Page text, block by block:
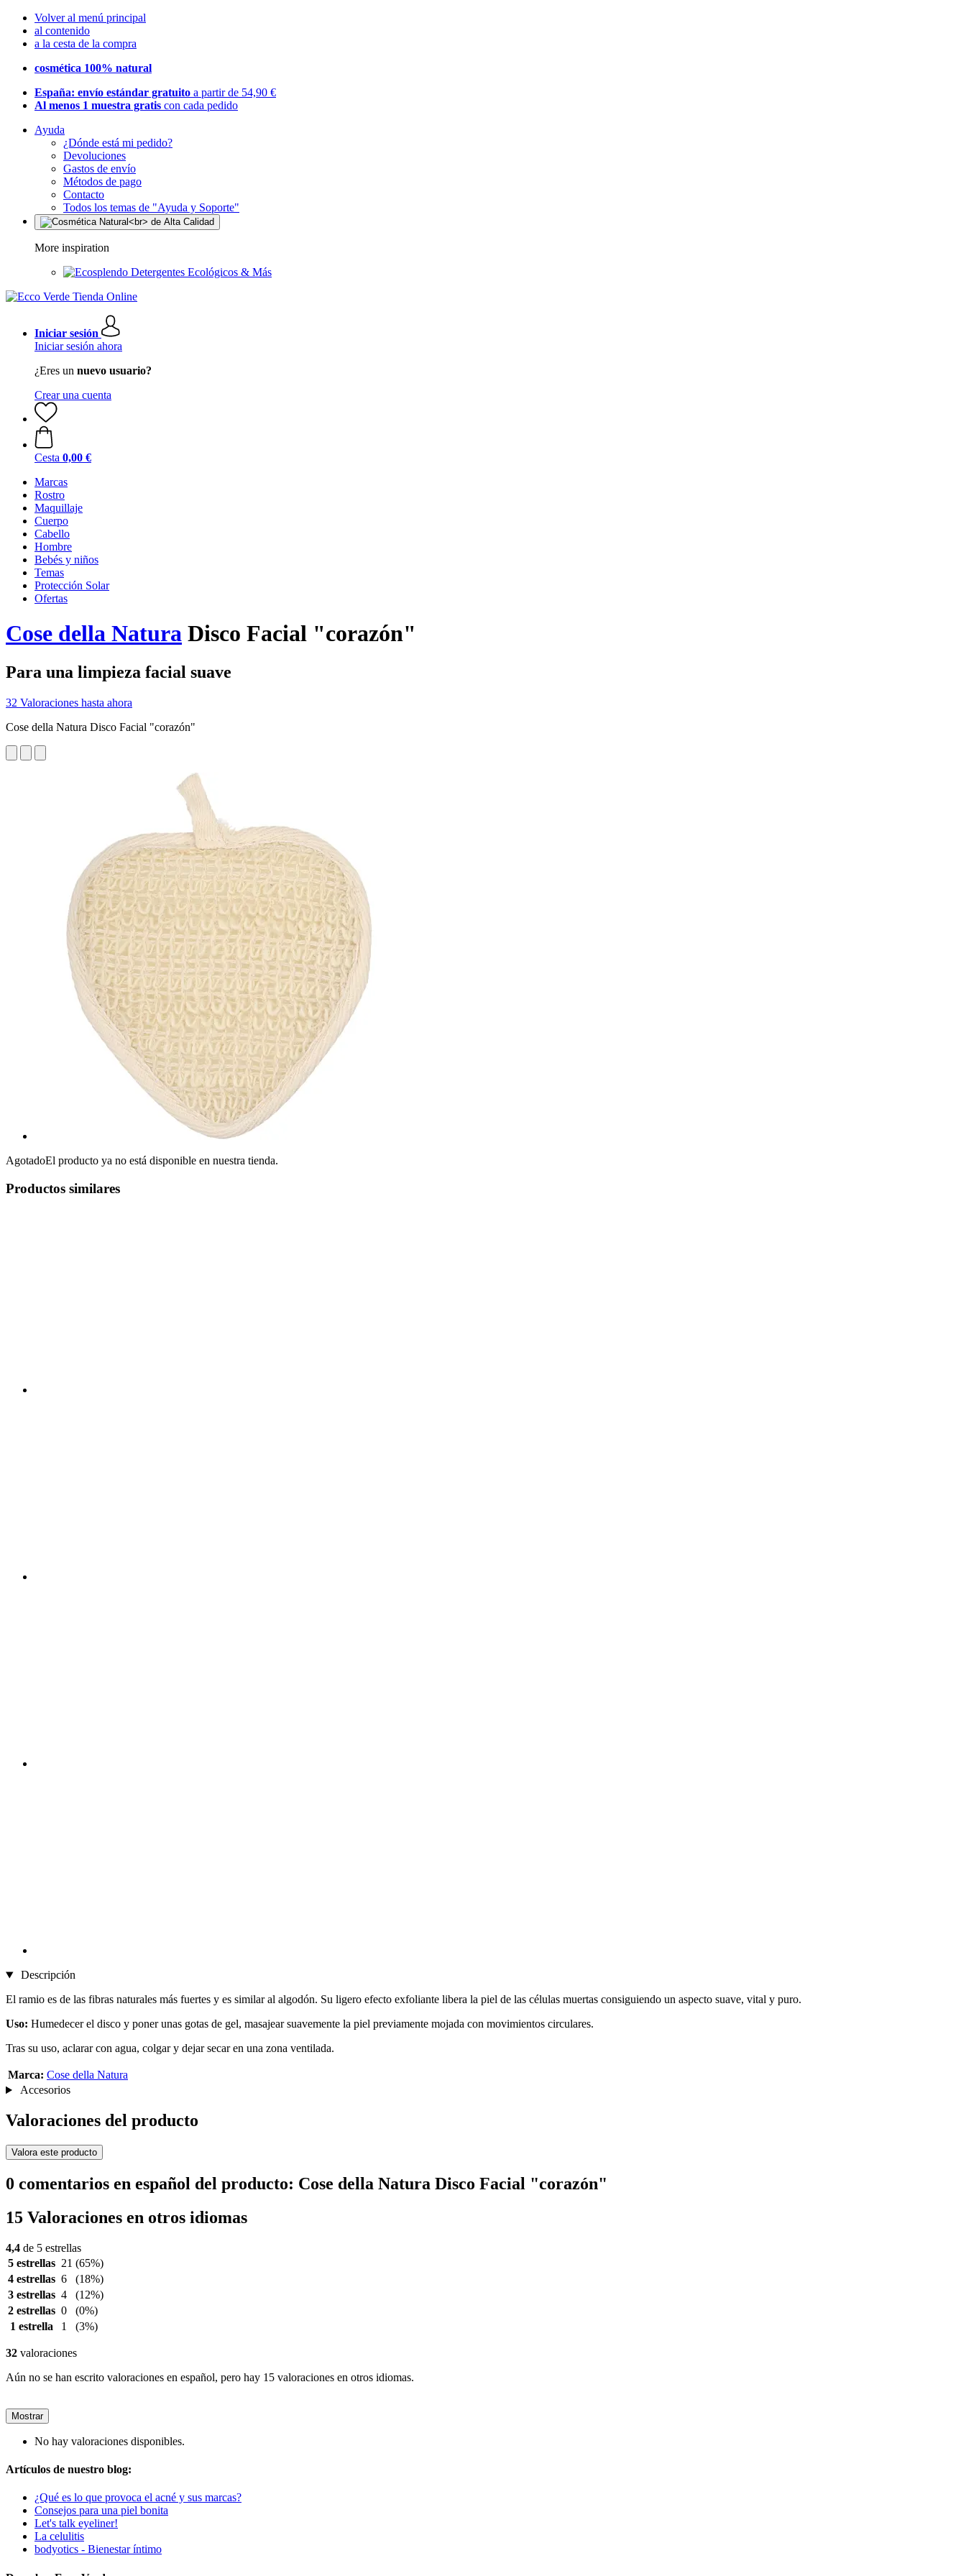
Volver al menú principal
al contenido
a la cesta de la compra
cosmética 100% natural
España: envío estándar gratuito a partir de 54,90 €
Al menos 1 muestra gratis con cada pedido
Ayuda
¿Dónde está mi pedido?
Devoluciones
Gastos de envío
Métodos de pago
Contacto
Todos los temas de "Ayuda y Soporte"
More inspiration
Detergentes Ecológicos & Más
Iniciar sesión
Iniciar sesión ahora
¿Eres un nuevo usuario?
Crear una cuenta
Cesta 0,00 €
Marcas
Rostro
Maquillaje
Cuerpo
Cabello
Hombre
Bebés y niños
Temas
Protección Solar
Ofertas
Cose della Natura Disco Facial "corazón"
Para una limpieza facial suave
32 Valoraciones hasta ahora
Cose della Natura Disco Facial "corazón"
AgotadoEl producto ya no está disponible en nuestra tienda.
Productos similares
Descripción
El ramio es de las fibras naturales más fuertes y es similar al algodón. Su ligero efecto exfoliante libera la piel de las células muertas consiguiendo un aspecto suave, vital y puro.
Uso: Humedecer el disco y poner unas gotas de gel, masajear suavemente la piel previamente mojada con movimientos circulares.
Tras su uso, aclarar con agua, colgar y dejar secar en una zona ventilada.
Marca: Cose della Natura
Accesorios
Valoraciones del producto
Valora este producto
0 comentarios en español del producto: Cose della Natura Disco Facial "corazón"
15 Valoraciones en otros idiomas
4,4 de 5 estrellas
5 estrellas 21 (65%)
4 estrellas 6
(18%)
3 estrellas 4
(12%)
2 estrellas 0
(0%)
1 estrella
1 (3%)
32 valoraciones
Aún no se han escrito valoraciones en español, pero hay 15 valoraciones en otros idiomas.
Mostrar
No hay valoraciones disponibles.
Artículos de nuestro blog:
¿Qué es lo que provoca el acné y sus marcas?
Consejos para una piel bonita
Let's talk eyeliner!
La celulitis
bodyotics - Bienestar íntimo